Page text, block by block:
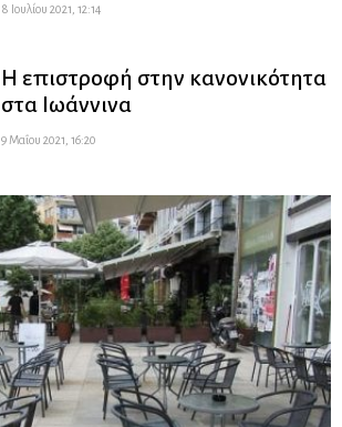
8 Ιουλίου 2021, 12:14
Η επιστροφή στην κανονικότητα
στα Ιωάννινα
9 Μαΐου 2021, 16:20